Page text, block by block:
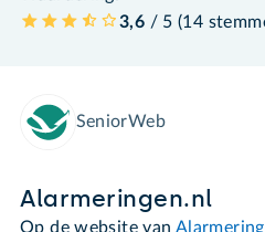
3,6 / 5 (14
SeniorWeb
Alarmeringen.nl
Op de website van